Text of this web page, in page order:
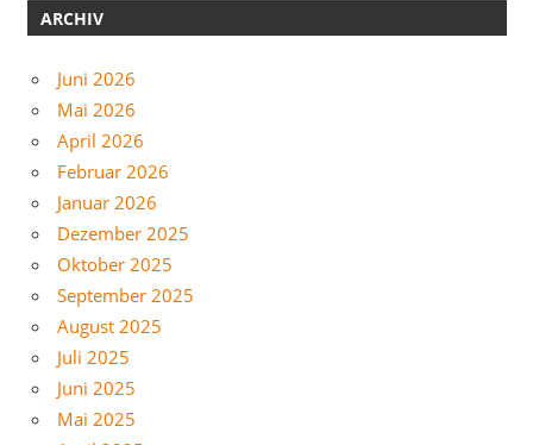
ARCHIV
Juni 2026
Mai 2026
April 2026
Februar 2026
Januar 2026
Dezember 2025
Oktober 2025
September 2025
August 2025
Juli 2025
Juni 2025
Mai 2025